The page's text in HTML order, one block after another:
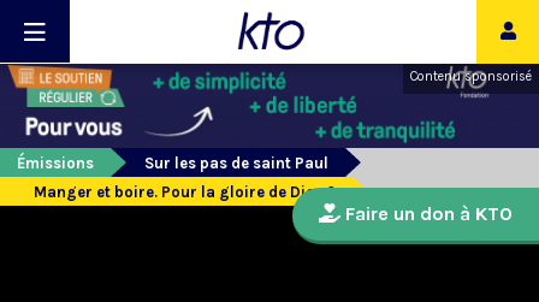
Contenu sponsorisé
Émissions
Sur les pas de saint Paul
Manger et boire. Pour la gloire de Dieu ?
Faire un don à KTO